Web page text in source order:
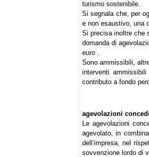
turismo sostenibile.
Si segnala che, per
e non esaustivo, una
Si precisa inoltre che
domanda di
euro .
Sono ammissibili,
interventi
contributo a fondo
agevolazioni
Le agevolazioni
agevolato, in
dell’impresa, nel
sovvenzione lordo di